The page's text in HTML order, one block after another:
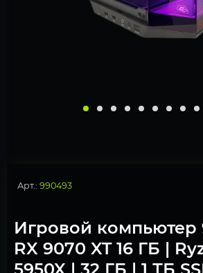
Арт.: 990493
Игровой компьютер
RX 9070 XT 16 ГБ |